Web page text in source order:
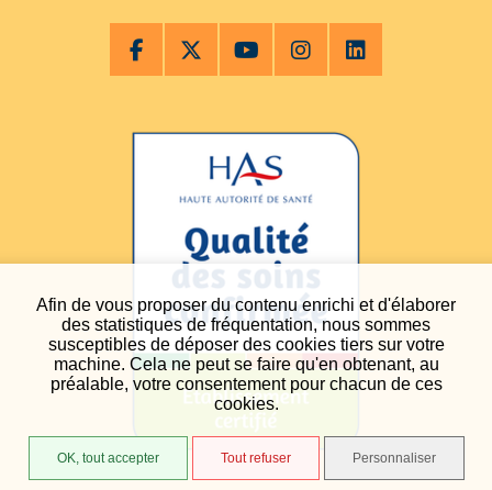
Afin de vous proposer du contenu enrichi et d'élaborer
des statistiques de fréquentation, nous sommes
susceptibles de déposer des cookies tiers sur votre
machine. Cela ne peut se faire qu'en obtenant, au
préalable, votre consentement pour chacun de ces
cookies.
OK, tout accepter Tout refuser Personnaliser